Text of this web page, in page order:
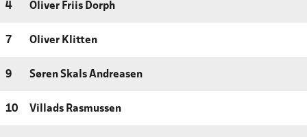
4 Oliver Friis Dorph
7 Oliver Klitten
9 Søren Skals Andreasen
10 Villads Rasmussen